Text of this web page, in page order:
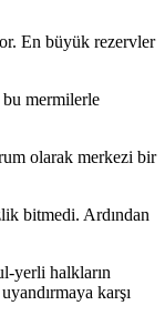
En büyük rezervler
bu mermilerle
olarak merkezi bir
bitmedi. Ardından
yerli halkların
karşı